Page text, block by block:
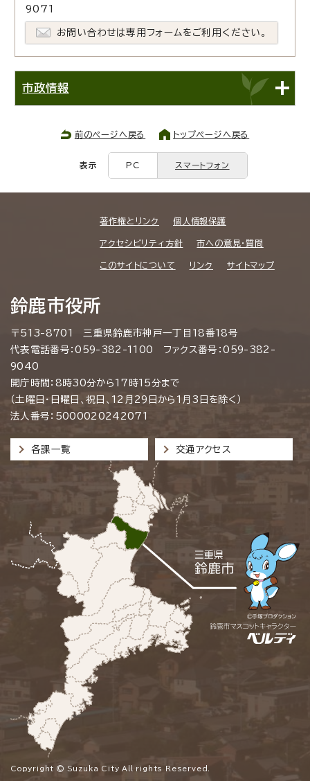
9071
お問い合わせは専用フォームをご利用ください。
市政情報
前のページへ戻る トップページへ戻る
表示 PC スマートフォン
著作権とリンク 個人情報保護
アクセシビリティ方針 市への意見・質問
このサイトについて リンク サイトマップ
鈴鹿市役所
〒513-8701 三重県鈴鹿市神戸一丁目18番18号
代表電話番号：059-382-1100 ファクス番号：059-382-
9040
開庁時間：8時30分から17時15分まで
（土曜日・日曜日、祝日、12月29日から1月3日を除く）
法人番号：5000020242071
各課一覧 交通アクセス
Copyright © Suzuka City All rights Reserved.